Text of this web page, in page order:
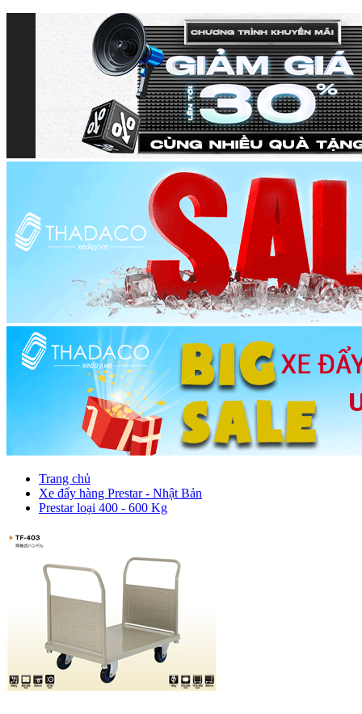
Trang chủ
Xe đẩy hàng Prestar - Nhật Bản
Prestar loại 400 - 600 Kg